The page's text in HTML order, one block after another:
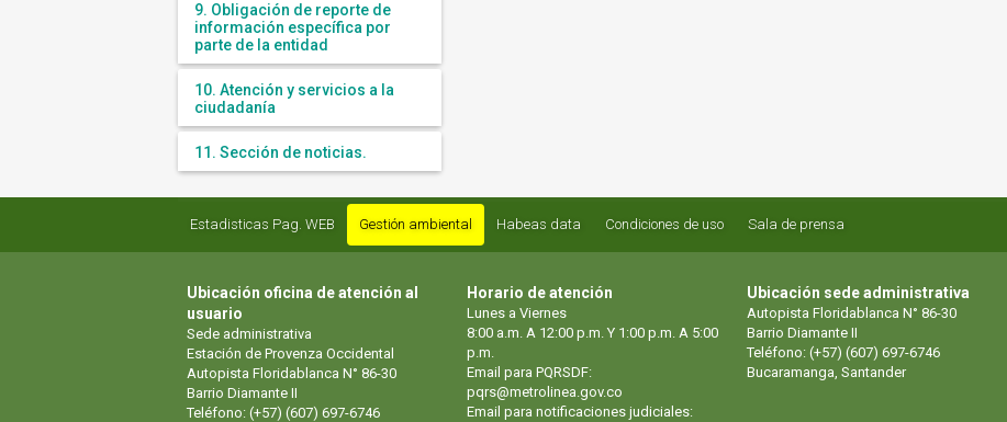
9. Obligación de reporte de
información específica por
parte de la entidad
10. Atención y servicios a la
ciudadanía
11. Sección de noticias.
Estadisticas Pag. WEB Gestión ambiental Habeas data Condiciones de uso Sala de prensa
Ubicación oficina de atención al
usuario
Sede administrativa
Estación de Provenza Occidental
Autopista Floridablanca N° 86-30
Barrio Diamante II
Teléfono: (+57) (607) 697-6746
Horario de atención
Lunes a Viernes
8:00 a.m. A 12:00 p.m. Y 1:00 p.m. A 5:00
p.m.
Email para PQRSDF:
pqrs@metrolinea.gov.co
Email para notificaciones judiciales:
Ubicación sede administrativa
Autopista Floridablanca N° 86-30
Barrio Diamante II
Teléfono: (+57) (607) 697-6746
Bucaramanga, Santander